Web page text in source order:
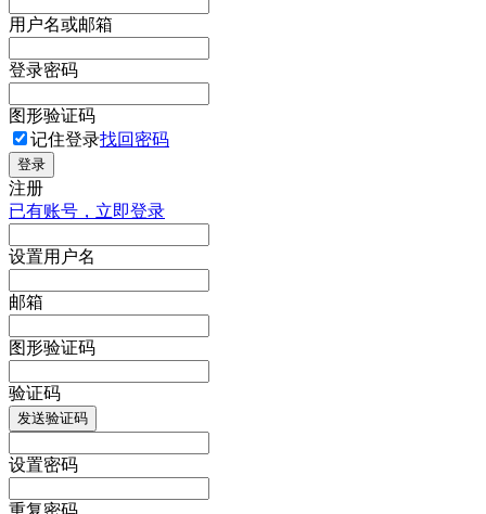
用户名或邮箱
登录密码
图形验证码
记住登录找回密码
登录
注册
已有账号，立即登录
设置用户名
邮箱
图形验证码
验证码
发送验证码
设置密码
重复密码